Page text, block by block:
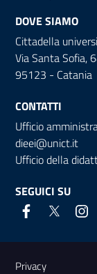
DOVE SIAMO
Cittadella
Via Santa Sofia,
95123 - Catania
CONTATTI
Ufficio
dieei@unict.it
Ufficio della
SEGUICI SU
Link e
Privacy